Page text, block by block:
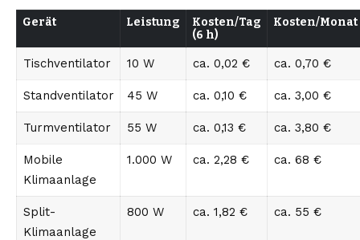
Gerät Leistung
Kosten/Tag
(6 h)
Kosten/Monat
Tischventilator 10 W ca. 0,02 € ca. 0,70 €
Standventilator 45 W ca. 0,10 € ca. 3,00 €
Turmventilator 55 W ca. 0,13 € ca. 3,80 €
Mobile
Klimaanlage
1.000 W ca. 2,28 € ca. 68 €
Split-
Klimaanlage
800 W ca. 1,82 € ca. 55 €